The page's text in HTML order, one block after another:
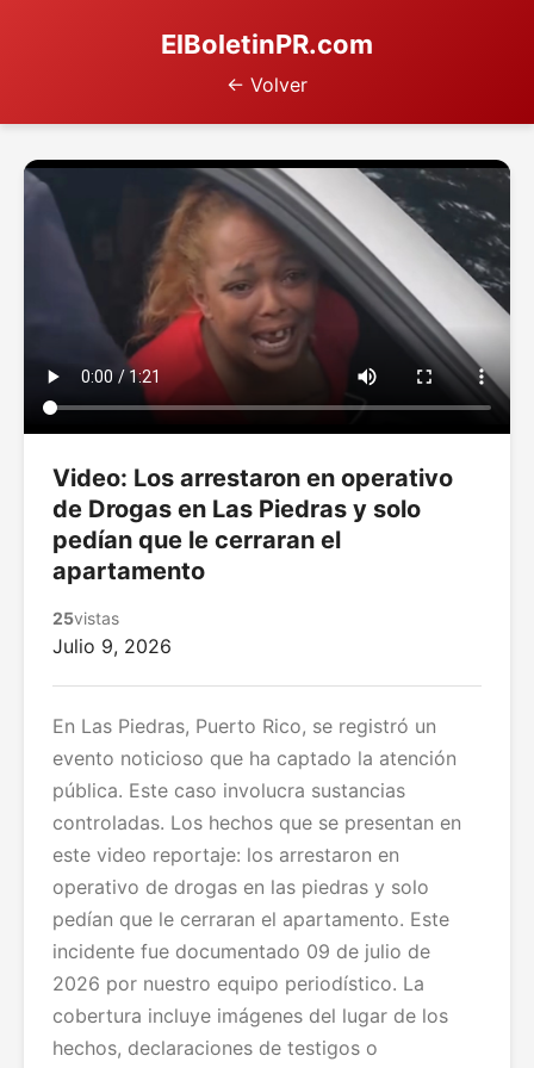
ElBoletinPR.com
← Volver
Video: Los arrestaron en operativo
de Drogas en Las Piedras y solo
pedían que le cerraran el
apartamento
25vistas
Julio 9, 2026
En Las Piedras, Puerto Rico, se registró un
evento noticioso que ha captado la atención
pública. Este caso involucra sustancias
controladas. Los hechos que se presentan en
este video reportaje: los arrestaron en
operativo de drogas en las piedras y solo
pedían que le cerraran el apartamento. Este
incidente fue documentado 09 de julio de
2026 por nuestro equipo periodístico. La
cobertura incluye imágenes del lugar de los
hechos, declaraciones de testigos o